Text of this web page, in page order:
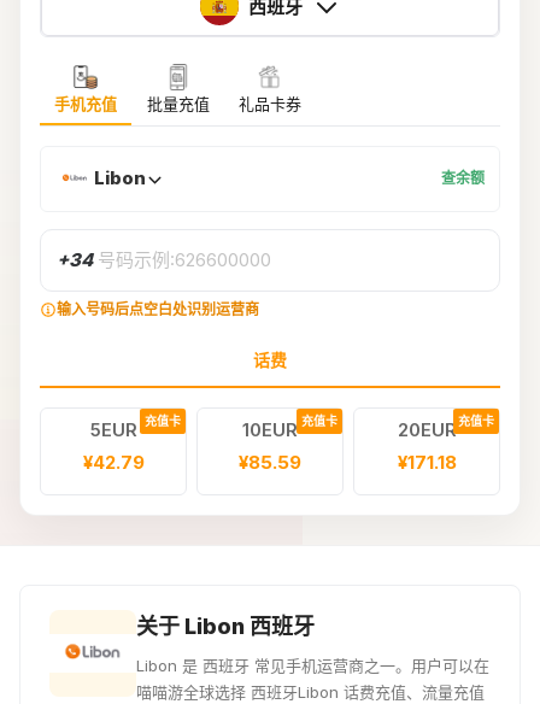
西班牙
手机充值 批量充值 礼品卡券
Libon 查余额
+34 号码示例:626600000
输入号码后点空白处识别运营商
话费
充值卡
5EUR
¥42.79
充值卡
10EUR
¥85.59
充值卡
20EUR
¥171.18
关于 Libon 西班牙
Libon 是 西班牙 常见手机运营商之一。用户可以在
喵喵游全球选择 西班牙Libon 话费充值、流量充值